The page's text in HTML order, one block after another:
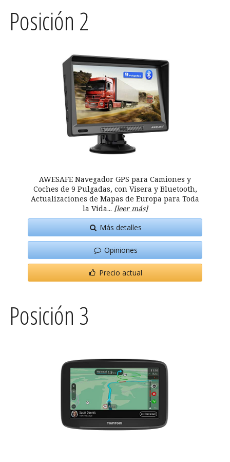
Posición 2
AWESAFE Navegador GPS para Camiones y
Coches de 9 Pulgadas, con Visera y Bluetooth,
Actualizaciones de Mapas de Europa para Toda
la Vida... [leer más]
Más detalles
Opiniones
Precio actual
Posición 3